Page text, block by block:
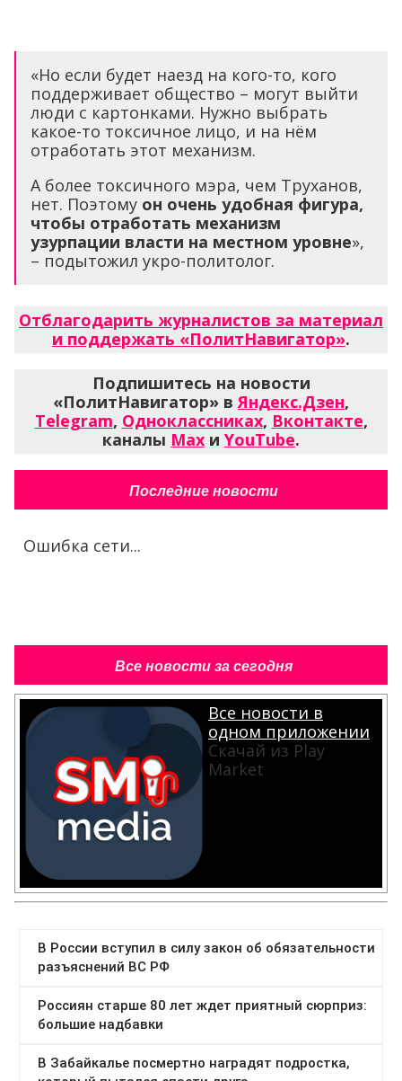
«Но если будет наезд на кого-то, кого
поддерживает общество – могут выйти
люди с картонками. Нужно выбрать
какое-то токсичное лицо, и на нём
отработать этот механизм.
А более токсичного мэра, чем Труханов,
нет. Поэтому он очень удобная фигура,
чтобы отработать механизм
узурпации власти на местном уровне»,
– подытожил укро-политолог.
Отблагодарить журналистов за материал
и поддержать «ПолитНавигатор».
Подпишитесь на новости
«ПолитНавигатор» вЯндекс.Дзен,
Telegram, Одноклассниках, Вконтакте,
каналы Max и YouTube.
Последние новости
Ошибка сети...
Все новости за сегодня
Все новости в
одном приложении
Скачай из Play
Market